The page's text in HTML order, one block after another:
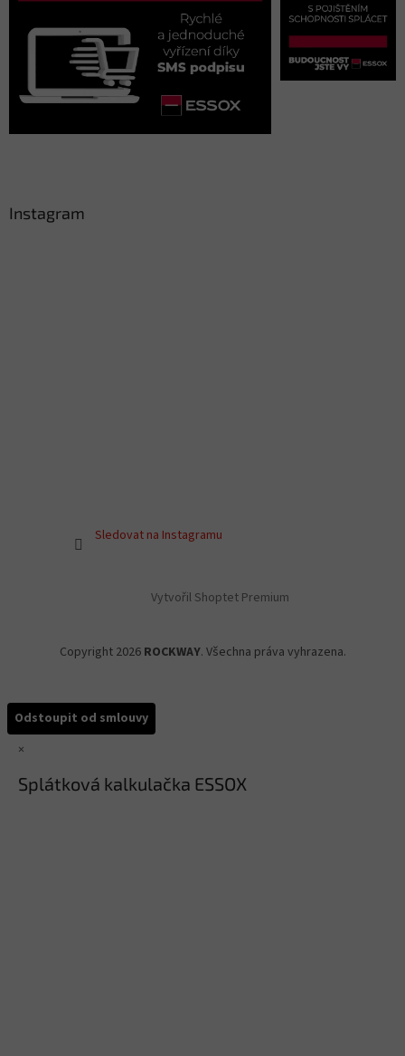
Instagram
Sledovat na Instagramu
Vytvořil Shoptet Premium
Copyright 2026 ROCKWAY. Všechna práva vyhrazena.
Odstoupit od smlouvy
×
Splátková kalkulačka ESSOX